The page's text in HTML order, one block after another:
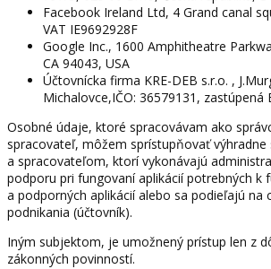
Facebook Ireland Ltd, 4 Grand canal
VAT IE9692928F
Google Inc., 1600 Amphitheatre
CA 94043, USA
Účtovnícka firma KRE-DEB s.r.o. ,
Michalovce,IČO: 36579131, zastúpená
Osobné údaje, ktoré spracovávam ako
spracovateľ, môžem sprístupňovať výhradne
a spracovateľom, ktorí vykonávajú
podporu pri fungovaní aplikácií potrebných k
a podporných aplikácií alebo sa podieľajú na
podnikania (účtovník).
Iným subjektom, je umožnený prístup len z
zákonných povinností.